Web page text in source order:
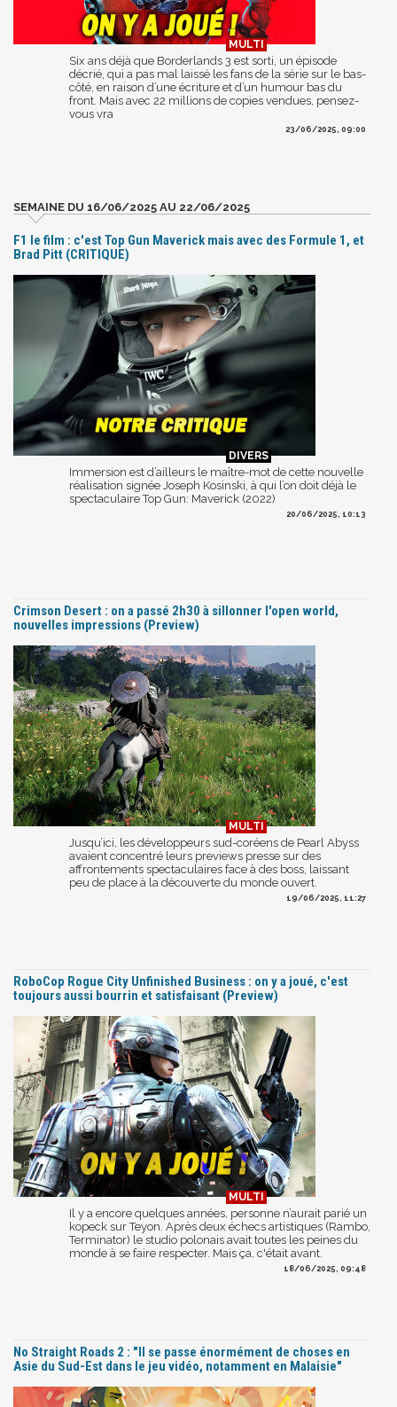
Six ans déjà que Borderlands 3 est sorti, un épisode
décrié, qui a pas mal laissé les fans de la série sur le bas-
côté, en raison d’une écriture et d’un humour bas du
front. Mais avec 22 millions de copies vendues, pensez-
vous vra
23/06/2025, 09:00
SEMAINE DU 16/06/2025 AU 22/06/2025
F1 le film : c'est Top Gun Maverick mais avec des Formule 1, et
Brad Pitt (CRITIQUE)
Immersion est d’ailleurs le maître-mot de cette nouvelle
réalisation signée Joseph Kosinski, à qui l’on doit déjà le
spectaculaire Top Gun: Maverick (2022)
20/06/2025, 10:13
Crimson Desert : on a passé 2h30 à sillonner l'open world,
nouvelles impressions (Preview)
Jusqu’ici, les développeurs sud-coréens de Pearl Abyss
avaient concentré leurs previews presse sur des
affrontements spectaculaires face à des boss, laissant
peu de place à la découverte du monde ouvert.
19/06/2025, 11:27
RoboCop Rogue City Unfinished Business : on y a joué, c'est
toujours aussi bourrin et satisfaisant (Preview)
Il y a encore quelques années, personne n’aurait parié un
kopeck sur Teyon. Après deux échecs artistiques (Rambo,
Terminator) le studio polonais avait toutes les peines du
monde à se faire respecter. Mais ça, c'était avant.
18/06/2025, 09:48
No Straight Roads 2 : "Il se passe énormément de choses en
Asie du Sud-Est dans le jeu vidéo, notamment en Malaisie"